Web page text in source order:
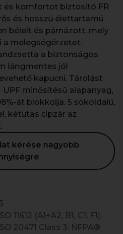
és komfortot biztosító FR
és hosszú élettartamú
bélelt és párnázott, mely
a melegségérzetet.
a biztonságos
lángmentes jól
kapucni. Tárolást
minősítésű alapanyag,
át blokkolja. 5 sokoldalú,
kétutas cipzár az
kérése nagyobb
11612 (A1+A2, B1, C1, F1);
20471 Class 3; NFPA®